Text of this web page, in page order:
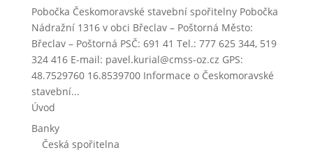
Pobočka Českomoravské stavební spořitelny Pobočka
Nádražní 1316 v obci Břeclav – Poštorná Město:
Břeclav – Poštorná PSČ: 691 41 Tel.: 777 625 344, 519
324 416 E-mail: pavel.kurial@cmss-oz.cz GPS:
48.7529760 16.8539700 Informace o Českomoravské
stavební...
Úvod
Banky
Česká spořitelna